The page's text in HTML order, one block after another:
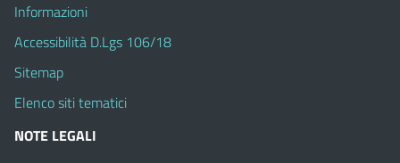
Informazioni
Accessibilità D.Lgs 106/18
Sitemap
Elenco siti tematici
NOTE LEGALI